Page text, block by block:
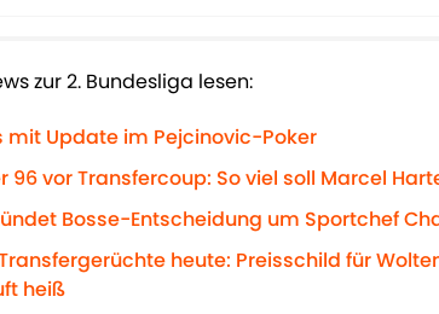
zur 2. Bundesliga lesen:
mit Update im Pejcinovic-Poker
96 vor Transfercoup: So viel soll Marcel
Bosse-Entscheidung um Sportchef
heute: Preisschild für
heiß